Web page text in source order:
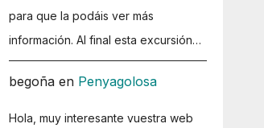
para que la podáis ver más
información. Al final esta excursión…
begoñaen Penyagolosa
Hola, muy interesante vuestra web